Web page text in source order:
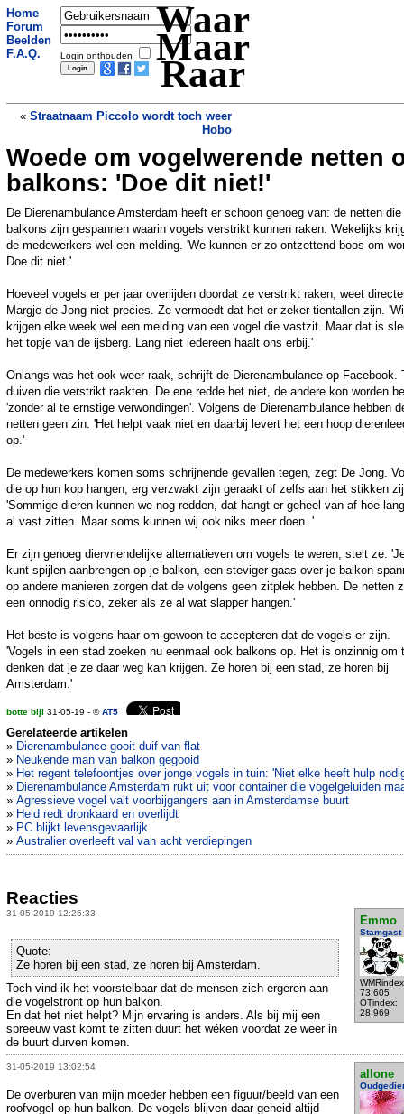
Home
Forum
Beelden
F.A.Q.
Login onthouden
Waar
Maar
Raar
« Straatnaam Piccolo wordt toch weer
Hobo
Vrouw verliest controle over stuur en
crasht auto tussen de koeien»
Woede om vogelwerende netten
balkons: 'Doe dit niet!'
De Dierenambulance Amsterdam heeft er schoon genoeg van: de netten
balkons zijn gespannen waarin vogels verstrikt kunnen raken. Wekelijks
de medewerkers wel een melding. 'We kunnen er zo ontzettend boos om
Doe dit niet.'
Hoeveel vogels er per jaar overlijden doordat ze verstrikt raken, weet
Margje de Jong niet precies. Ze vermoedt dat het er zeker tientallen zijn.
krijgen elke week wel een melding van een vogel die vastzit. Maar dat is
het topje van de ijsberg. Lang niet iedereen haalt ons erbij.'
Onlangs was het ook weer raak, schrijft de Dierenambulance op Facebook.
duiven die verstrikt raakten. De ene redde het niet, de andere kon worden
'zonder al te ernstige verwondingen'. Volgens de Dierenambulance hebben
netten geen zin. 'Het helpt vaak niet en daarbij levert het een hoop
op.'
De medewerkers komen soms schrijnende gevallen tegen, zegt De Jong.
die op hun kop hangen, erg verzwakt zijn geraakt of zelfs aan het stikken
'Sommige dieren kunnen we nog redden, dat hangt er geheel van af hoe
al vast zitten. Maar soms kunnen wij ook niks meer doen. '
Er zijn genoeg diervriendelijke alternatieven om vogels te weren, stelt ze.
kunt spijlen aanbrengen op je balkon, een steviger gaas over je balkon
op andere manieren zorgen dat de volgens geen zitplek hebben. De netten
een onnodig risico, zeker als ze al wat slapper hangen.'
Het beste is volgens haar om gewoon te accepteren dat de vogels er zijn.
'Vogels in een stad zoeken nu eenmaal ook balkons op. Het is onzinnig om
denken dat je ze daar weg kan krijgen. Ze horen bij een stad, ze horen bij
Amsterdam.'
botte bijl 31-05-19 - ©AT5
Gerelateerde artikelen
» Dierenambulance gooit duif van flat
» Neukende man van balkon gegooid
» Het regent telefoontjes over jonge vogels in tuin: 'Niet elke heeft hulp
» Dierenambulance Amsterdam rukt uit voor container die vogelgeluiden
» Agressieve vogel valt voorbijgangers aan in Amsterdamse buurt
» Held redt dronkaard en overlijdt
» PC blijkt levensgevaarlijk
» Australier overleeft val van acht verdiepingen
Reacties
31-05-2019 12:25:33
Emmo
Stamgast
73.605
OTindex:
28.969
Quote:
Ze horen bij een stad, ze horen bij Amsterdam.
Toch vind ik het voorstelbaar dat de mensen zich ergeren aan
die vogelstront op hun balkon.
En dat het niet helpt? Mijn ervaring is anders. Als bij mij een
spreeuw vast komt te zitten duurt het wéken voordat ze weer in
de buurt durven komen.
31-05-2019 13:02:54
allone
De overburen van mijn moeder hebben een figuur/beeld van een
roofvogel op hun balkon. De vogels blijven daar geheid altijd